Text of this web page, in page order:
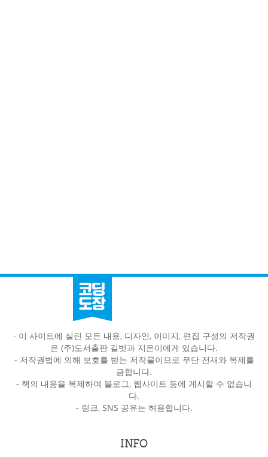
- 이 사이트에 실린 모든 내용, 디자인, 이미지, 편집 구성의 저작권
은 (주)도서출판 길벗과 지은이에게 있습니다.
- 저작권법에 의해 보호를 받는 저작물이므로 무단 전재와 복제를
금합니다.
- 책의 내용을 복제하여 블로그, 웹사이트 등에 게시할 수 없습니
다.
- 링크, SNS 공유는 허용합니다.
INFO